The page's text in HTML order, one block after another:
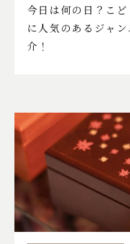
今日は何の日？こ
に人気のあるジャ
介！